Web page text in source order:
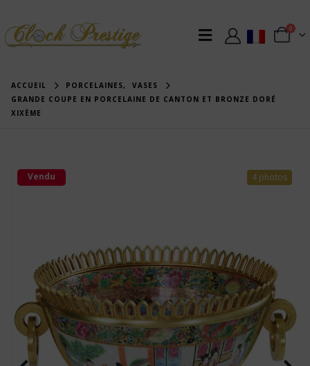
0
ACCUEIL PORCELAINES,
VASES
GRANDE COUPE EN PORCELAINE DE CANTON ET BRONZE DORÉ
XIXÈME
4 photos
Vendu